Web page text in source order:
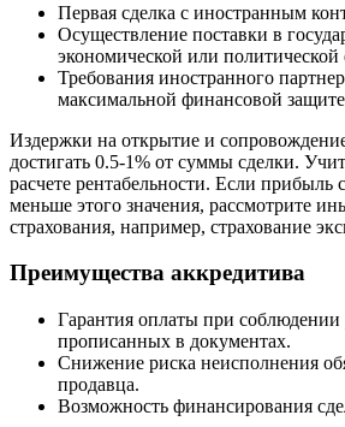
Первая сделка с иностранным
Осуществление поставки в
экономической или политической
Требования иностранного
максимальной финансовой
Издержки на открытие и
достигать 0.5-1% от суммы сделки.
расчете рентабельности. Если прибыль
меньше этого значения, рассмотрите
страхования, например, страхование
Преимущества аккредитива
Гарантия оплаты при соблюдении
прописанных в документах.
Снижение риска неисполнения
продавца.
Возможность финансирования